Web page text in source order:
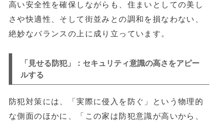
高い安全性を確保しながらも、住まいとしての美し
さや快適性、そして街並みとの調和を損なわない、
絶妙なバランスの上に成り立っています。
「見せる防犯」：セキュリティ意識の高さをアピー
ルする
防犯対策には、「実際に侵入を防ぐ」という物理的
な側面のほかに、
「この家は防犯意識が高いから、